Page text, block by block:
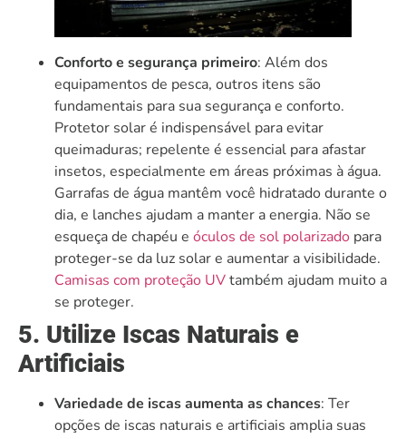
Conforto e segurança primeiro: Além dos
equipamentos de pesca, outros itens são
fundamentais para sua segurança e conforto.
Protetor solar é indispensável para evitar
queimaduras; repelente é essencial para afastar
insetos, especialmente em áreas próximas à água.
Garrafas de água mantêm você hidratado durante o
dia, e lanches ajudam a manter a energia. Não se
esqueça de chapéu e óculos de sol polarizado para
proteger-se da luz solar e aumentar a visibilidade.
Camisas com proteção UVtambém ajudam muito a
se proteger.
5. Utilize Iscas Naturais e
Artificiais
Variedade de iscas aumenta as chances: Ter
opções de iscas naturais e artificiais amplia suas